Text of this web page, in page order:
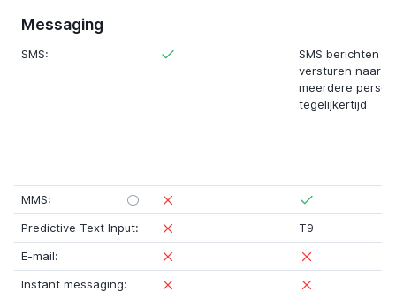
Messaging
SMS:
SMS berichten
versturen naar
meerdere
tegelijkertijd
MMS:
Predictive Text Input:
T9
E-mail:
Instant messaging: